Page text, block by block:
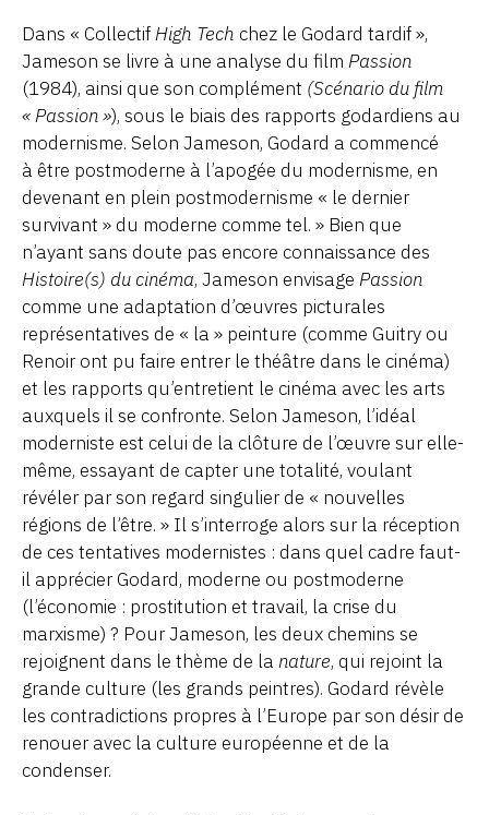
Dans « CollectifHigh Tech chez le Godard tardif »,
Jameson se livre à une analyse du film Passion
(1984), ainsi que son complément (Scénario du film
« Passion »), sous le biais des rapports godardiens au
modernisme. Selon Jameson, Godard a commencé
à être postmoderne à l’apogée du modernisme, en
devenant en plein postmodernisme « le dernier
survivant » du moderne comme tel. » Bien que
n’ayant sans doute pas encore connaissance des
Histoire(s) du cinéma, Jameson envisage Passion
comme une adaptation d’œuvres picturales
représentatives de « la » peinture (comme Guitry ou
Renoir ont pu faire entrer le théâtre dans le cinéma)
et les rapports qu’entretient le cinéma avec les arts
auxquels il se confronte. Selon Jameson, l’idéal
moderniste est celui de la clôture de l’œuvre sur elle-
même, essayant de capter une totalité, voulant
révéler par son regard singulier de « nouvelles
régions de l’être. » Il s’interroge alors sur la réception
de ces tentatives modernistes : dans quel cadre faut-
il apprécier Godard, moderne ou postmoderne
(l’économie : prostitution et travail, la crise du
marxisme) ? Pour Jameson, les deux chemins se
rejoignent dans le thème de la nature, qui rejoint la
grande culture (les grands peintres). Godard révèle
les contradictions propres à l’Europe par son désir de
renouer avec la culture européenne et de la
condenser.